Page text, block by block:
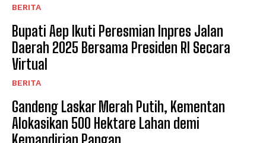
BERITA
Bupati Aep Ikuti Peresmian Inpres Jalan
Daerah 2025 Bersama Presiden RI Secara
Virtual
BERITA
Gandeng Laskar Merah Putih, Kementan
Alokasikan 500 Hektare Lahan demi